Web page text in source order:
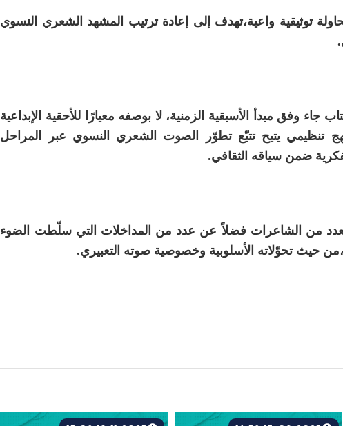
توثيقية واعية،تهدف إلى إعادة ترتيب المشهد الشعري النسوي
جاء وفق مبدأ الأسبقية الزمنية، لا بوصفه معيارًا للأحقية الإبداعية
تنظيمي يتيح تتبّع تطوّر الصوت الشعري النسوي عبر المراحل
ضمن سياقه الثقافي.
من الشاعرات فضلاً عن عدد من المداخلات التي سلّطت الضوء
حيث تحوّلاته الأسلوبية وخصوصية صوته التعبيري.